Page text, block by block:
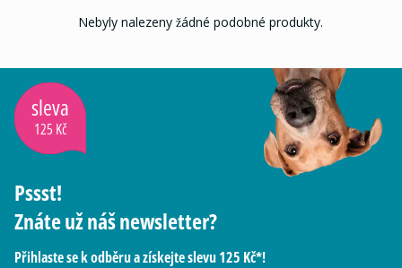
Nebyly nalezeny žádné podobné produkty.
sleva
125 Kč
Pssst!
Znáte už náš newsletter?
Přihlaste se k odběru a získejte slevu 125 Kč*!